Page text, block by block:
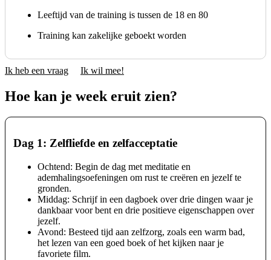
Leeftijd van de training is tussen de 18 en 80
Training kan zakelijke geboekt worden
Ik heb een vraag Ik wil mee!
Hoe kan je week eruit zien?
Dag 1: Zelfliefde en zelfacceptatie
Ochtend: Begin de dag met meditatie en
ademhalingsoefeningen om rust te creëren en jezelf te
gronden.
Middag: Schrijf in een dagboek over drie dingen waar je
dankbaar voor bent en drie positieve eigenschappen over
jezelf.
Avond: Besteed tijd aan zelfzorg, zoals een warm bad,
het lezen van een goed boek of het kijken naar je
favoriete film.